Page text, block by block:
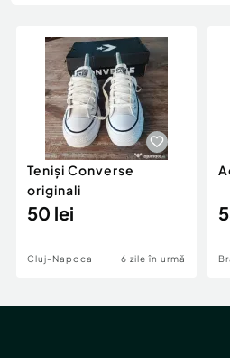
Animale de companie
Afaceri și echipamente
Inchiriere Bunuri si Vehicule
Piese auto si accesorii
Dacia Duster
Teniși Converse
originali
50 lei
Cluj-Napoca 6 zile în urmă